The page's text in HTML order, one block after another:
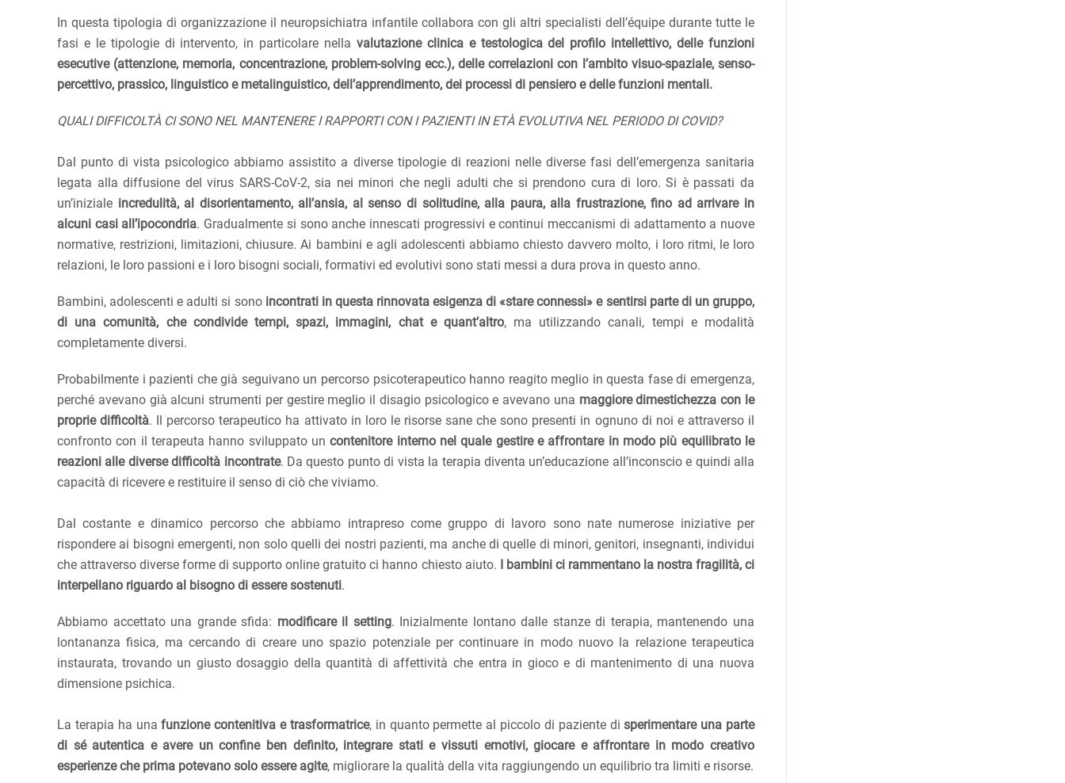
In questa tipologia di organizzazione il neuropsichiatra infantile collabora con gli altri specialisti dell’équipe durante tutte le
fasi e le tipologie di intervento, in particolare nella valutazione clinica e testologica del profilo intellettivo, delle funzioni
esecutive (attenzione, memoria, concentrazione, problem-solving ecc.), delle correlazioni con l’ambito visuo-spaziale, senso-
percettivo, prassico, linguistico e metalinguistico, dell’apprendimento, dei processi di pensiero e delle funzioni mentali.
QUALI DIFFICOLTÀ CI SONO NEL MANTENERE I RAPPORTI CON I PAZIENTI IN ETÀ EVOLUTIVA NEL PERIODO DI COVID?
Dal punto di vista psicologico abbiamo assistito a diverse tipologie di reazioni nelle diverse fasi dell’emergenza sanitaria
legata alla diffusione del virus SARS-CoV-2, sia nei minori che negli adulti che si prendono cura di loro. Si è passati da
un’iniziale incredulità, al disorientamento, all’ansia, al senso di solitudine, alla paura, alla frustrazione, fino ad arrivare in
alcuni casi all’ipocondria. Gradualmente si sono anche innescati progressivi e continui meccanismi di adattamento a nuove
normative, restrizioni, limitazioni, chiusure. Ai bambini e agli adolescenti abbiamo chiesto davvero molto, i loro ritmi, le loro
relazioni, le loro passioni e i loro bisogni sociali, formativi ed evolutivi sono stati messi a dura prova in questo anno.
Bambini, adolescenti e adulti si sono incontrati in questa rinnovata esigenza di «stare connessi» e sentirsi parte di un gruppo,
di una comunità, che condivide tempi, spazi, immagini, chat e quant’altro, ma utilizzando canali, tempi e modalità
completamente diversi.
Probabilmente i pazienti che già seguivano un percorso psicoterapeutico hanno reagito meglio in questa fase di emergenza,
perché avevano già alcuni strumenti per gestire meglio il disagio psicologico e avevano una maggiore dimestichezza con le
proprie difficoltà. Il percorso terapeutico ha attivato in loro le risorse sane che sono presenti in ognuno di noi e attraverso il
confronto con il terapeuta hanno sviluppato uncontenitore interno nel quale gestire e affrontare in modo più equilibrato le
reazioni alle diverse difficoltà incontrate. Da questo punto di vista la terapia diventa un’educazione all’inconscio e quindi alla
capacità di ricevere e restituire il senso di ciò che viviamo.
Dal costante e dinamico percorso che abbiamo intrapreso come gruppo di lavoro sono nate numerose iniziative per
rispondere ai bisogni emergenti, non solo quelli dei nostri pazienti, ma anche di quelle di minori, genitori, insegnanti, individui
che attraverso diverse forme di supporto online gratuito ci hanno chiesto aiuto. I bambini ci rammentano la nostra fragilità, ci
interpellano riguardo al bisogno di essere sostenuti.
Abbiamo accettato una grande sfida: modificare il setting. Inizialmente lontano dalle stanze di terapia, mantenendo una
lontananza fisica, ma cercando di creare uno spazio potenziale per continuare in modo nuovo la relazione terapeutica
instaurata, trovando un giusto dosaggio della quantità di affettività che entra in gioco e di mantenimento di una nuova
dimensione psichica.
La terapia ha unafunzione contenitiva e trasformatrice, in quanto permette al piccolo di paziente di sperimentare una parte
di sé autentica e avere un confine ben definito, integrare stati e vissuti emotivi, giocare e affrontare in modo creativo
esperienze che prima potevano solo essere agite, migliorare la qualità della vita raggiungendo un equilibrio tra limiti e risorse.